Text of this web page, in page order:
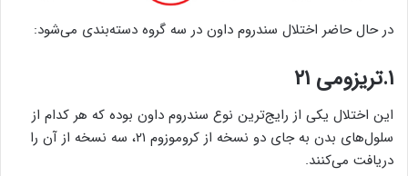
در حال حاضر اختلال سندروم داون در سه گروه دسته‌بندی می‌شود:
۱.تریزومی ۲۱
این اختلال یکی از رایج‌ترین نوع سندروم داون بوده که هر کدام از
سلول‌های بدن به جای دو نسخه از کروموزوم ۲۱، سه نسخه از آن را
دریافت می‌کنند.